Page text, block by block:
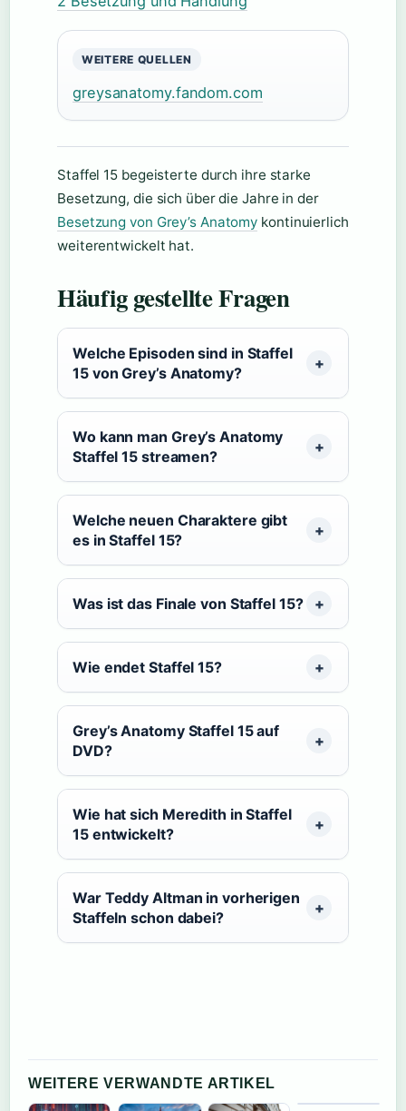
WEITERE QUELLEN
greysanatomy.fandom.com
Staffel 15 begeisterte durch ihre starke
Besetzung, die sich über die Jahre in der
Besetzung von Grey’s Anatomy kontinuierlich
weiterentwickelt hat.
Häufig gestellte Fragen
Welche Episoden sind in Staffel
15 von Grey’s Anatomy?
Wo kann man Grey’s Anatomy
Staffel 15 streamen?
Welche neuen Charaktere gibt
es in Staffel 15?
Was ist das Finale von Staffel 15?
Wie endet Staffel 15?
Grey’s Anatomy Staffel 15 auf
DVD?
Wie hat sich Meredith in Staffel
15 entwickelt?
War Teddy Altman in vorherigen
Staffeln schon dabei?
WEITERE VERWANDTE ARTIKEL